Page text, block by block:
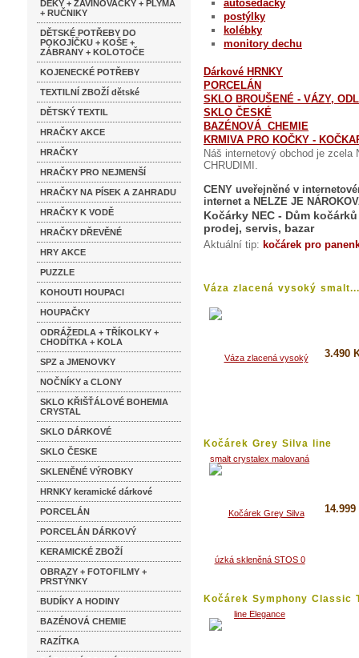
DEKY + ZAVINOVAČKY + PLYMA
+ RUČNIKY
DĚTSKÉ POTŘEBY DO
POKOJÍČKU + KOŠE +
ZÁBRANY + KOLOTOČE
KOJENECKÉ POTŘEBY
TEXTILNÍ ZBOŽÍ dětské
DĚTSKÝ TEXTIL
HRAČKY AKCE
HRAČKY
HRAČKY PRO NEJMENŠÍ
HRAČKY NA PÍSEK A ZAHRADU
HRAČKY K VODĚ
HRAČKY DŘEVĚNÉ
HRY AKCE
PUZZLE
KOHOUTI HOUPACI
HOUPAČKY
ODRÁŽEDLA + TŘÍKOLKY +
CHODÍTKA + KOLA
SPZ a JMENOVKY
NOČNÍKY a CLONY
SKLO KŘIŠŤÁLOVÉ BOHEMIA
CRYSTAL
SKLO DÁRKOVÉ
SKLO ČESKE
SKLENĚNÉ VÝROBKY
HRNKY keramické dárkové
PORCELÁN
PORCELÁN DÁRKOVÝ
KERAMICKÉ ZBOŽÍ
OBRAZY + FOTOFILMY +
PRSTÝNKY
BUDÍKY A HODINY
BAZÉNOVÁ CHEMIE
RAZÍTKA
autosedačky
postýlky
kolébky
monitory dechu
Dárkové HRNKY
PORCELÁN
SKLO BROUŠENÉ - VÁZY,
SKLO ČESKÉ
BAZÉNOVÁ CHEMIE
KRMIVA PRO KOČKY -
Náš internetový obchod je
CHRUDIMI.
CENY uveřejněné v
internet a NELZE JE
Kočárky NEC - Dům
prodej, servis, bazar
Aktuální tip: kočárek pro
Váza zlacená vysoký smalt...
3.490
Kočárek Grey Silva line
Elegance...
14.999
Kočárek Symphony Classic